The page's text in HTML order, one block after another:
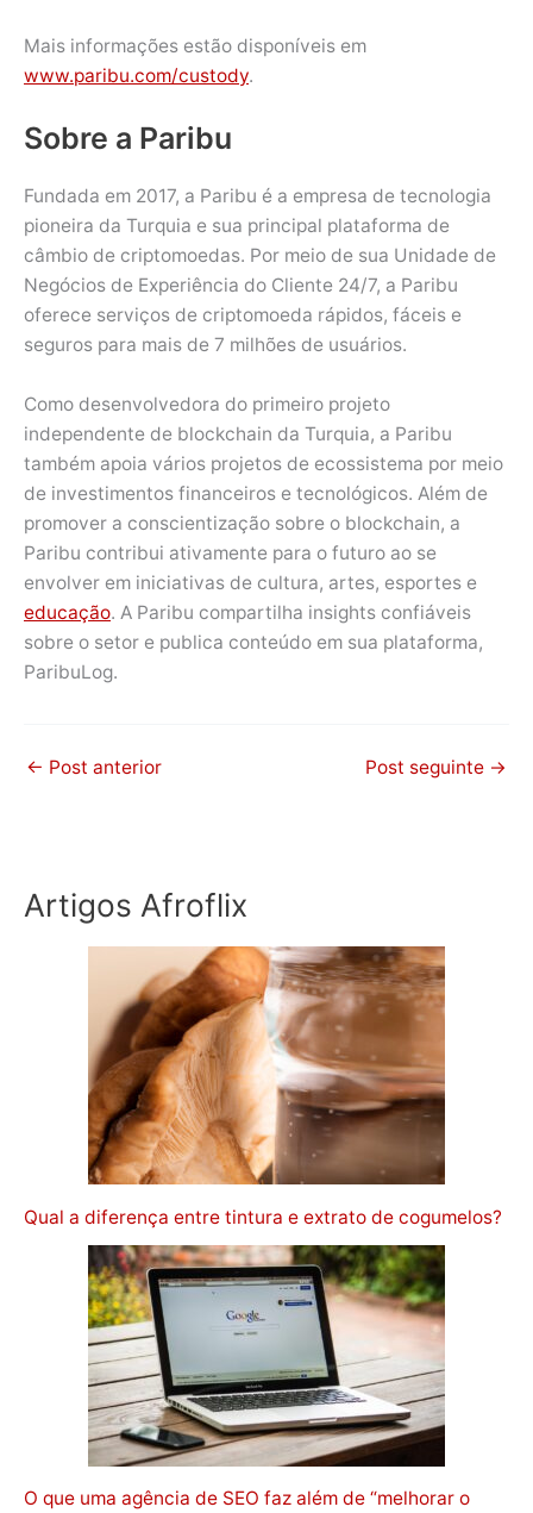
Mais informações estão disponíveis em
www.paribu.com/custody.
Sobre a Paribu
Fundada em 2017, a Paribu é a empresa de tecnologia
pioneira da Turquia e sua principal plataforma de
câmbio de criptomoedas. Por meio de sua Unidade de
Negócios de Experiência do Cliente 24/7, a Paribu
oferece serviços de criptomoeda rápidos, fáceis e
seguros para mais de 7 milhões de usuários.
Como desenvolvedora do primeiro projeto
independente de blockchain da Turquia, a Paribu
também apoia vários projetos de ecossistema por meio
de investimentos financeiros e tecnológicos. Além de
promover a conscientização sobre o blockchain, a
Paribu contribui ativamente para o futuro ao se
envolver em iniciativas de cultura, artes, esportes e
educação. A Paribu compartilha insights confiáveis
sobre o setor e publica conteúdo em sua plataforma,
ParibuLog.
← Post anterior Post seguinte →
Artigos Afroflix
Qual a diferença entre tintura e extrato de cogumelos?
O que uma agência de SEO faz além de “melhorar o